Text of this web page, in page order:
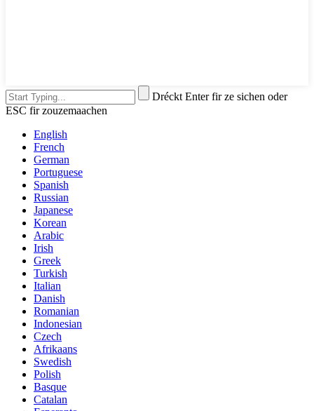
Dréckt Enter fir ze sichen oder
ESC fir zouzemaachen
English
French
German
Portuguese
Spanish
Russian
Japanese
Korean
Arabic
Irish
Greek
Turkish
Italian
Danish
Romanian
Indonesian
Czech
Afrikaans
Swedish
Polish
Basque
Catalan